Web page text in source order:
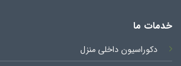
خدمات ما
دکوراسیون داخلی منزل